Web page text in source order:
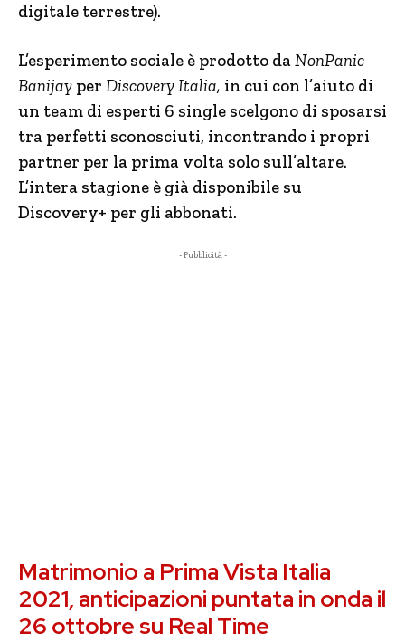
digitale terrestre).
L’esperimento sociale è prodotto daNonPanic
Banijay per Discovery Italia, in cui con l’aiuto di
un team di esperti 6 single scelgono di sposarsi
tra perfetti sconosciuti, incontrando i propri
partner per la prima volta solo sull’altare.
L’intera stagione è già disponibile su
Discovery+ per gli abbonati.
- Pubblicità -
Matrimonio a Prima Vista Italia
2021, anticipazioni puntata in onda il
26 ottobre su Real Time